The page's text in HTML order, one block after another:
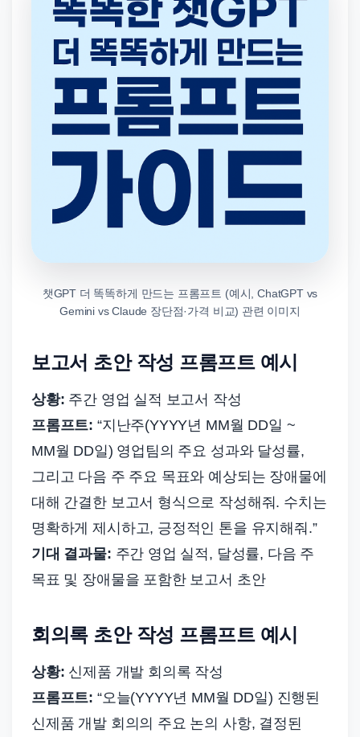
챗GPT 더 똑똑하게 만드는 프롬프트 (예시, ChatGPT vs
Gemini vs Claude 장단점·가격 비교) 관련 이미지
보고서 초안 작성 프롬프트 예시
상황: 주간 영업 실적 보고서 작성
프롬프트: “지난주(YYYY년 MM월 DD일 ~
MM월 DD일) 영업팀의 주요 성과와 달성률,
그리고 다음 주 주요 목표와 예상되는 장애물에
대해 간결한 보고서 형식으로 작성해줘. 수치는
명확하게 제시하고, 긍정적인 톤을 유지해줘.”
기대 결과물: 주간 영업 실적, 달성률, 다음 주
목표 및 장애물을 포함한 보고서 초안
회의록 초안 작성 프롬프트 예시
상황: 신제품 개발 회의록 작성
프롬프트: “오늘(YYYY년 MM월 DD일) 진행된
신제품 개발 회의의 주요 논의 사항, 결정된